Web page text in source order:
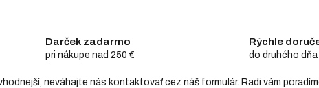
Darček zadarmo
pri nákupe nad 250 €
Rýchle
do druhého dňa
neváhajte nás kontaktovať cez náš formulár. Radi vám